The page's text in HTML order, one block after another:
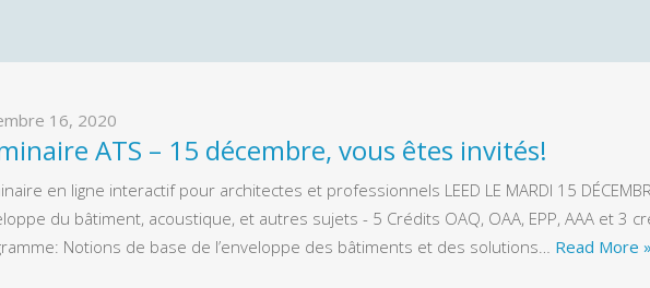
16, 2020
ATS – 15 décembre, vous êtes invités!
en ligne interactif pour architectes et professionnels LEED LE MARDI 15
du bâtiment, acoustique, et autres sujets - 5 Crédits OAQ, OAA, EPP, AAA et 3
Notions de base de l’enveloppe des bâtiments et des solutions… Read More »